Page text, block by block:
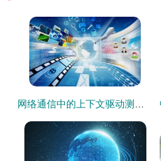
网络通信中的上下文驱动测试 掌握动态环境下的质量保障